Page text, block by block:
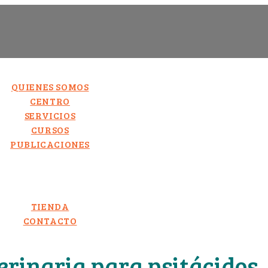
QUIENES SOMOS
CENTRO
SERVICIOS
CURSOS
PUBLICACIONES
TIENDA
CONTACTO